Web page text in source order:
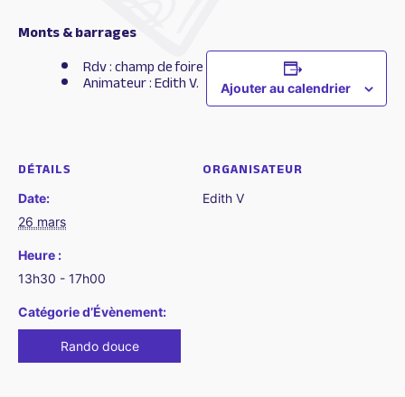
Monts & barrages
Rdv : champ de foire
Animateur : Edith V. Ajouter au calendrier
DÉTAILS
Date:
26 mars
Heure :
13h30 - 17h00
Catégorie d’Évènement:
Rando douce
ORGANISATEUR
Edith V